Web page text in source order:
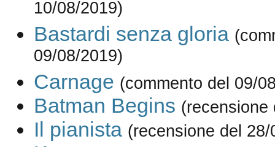
10/08/2019)
Bastardi senza gloria
09/08/2019)
Carnage (commento del 09/
Batman Begins (recensione
Il pianista (recensione del 28/